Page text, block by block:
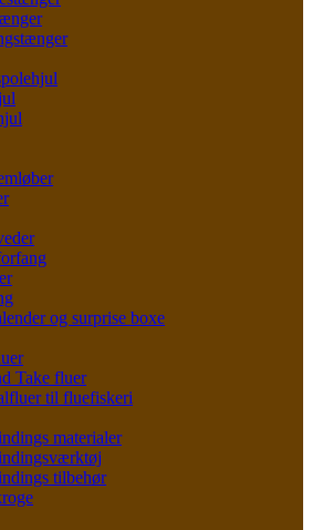
og surprise boxe
Take fluer
til fluefiskeri
materialer
tilbehør